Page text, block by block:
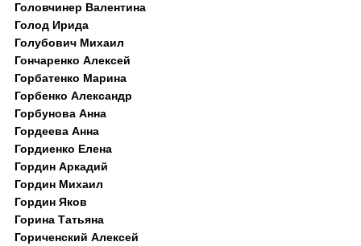
Головчинер Валентина
Голод Ирида
Голубович Михаил
Гончаренко Алексей
Горбатенко Марина
Горбенко Александр
Горбунова Анна
Гордеева Анна
Гордиенко Елена
Гордин Аркадий
Гордин Михаил
Гордин Яков
Горина Татьяна
Гориченский Алексей